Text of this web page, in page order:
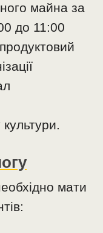
майна за
до 11:00
мати